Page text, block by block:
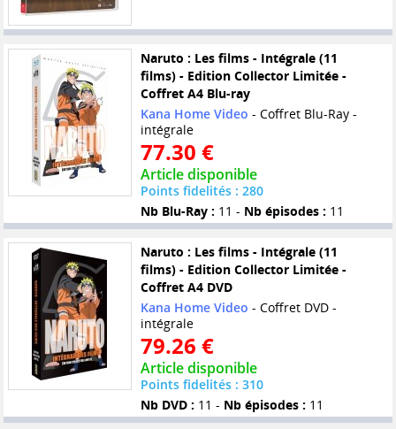
Naruto : Les films - Intégrale (11
films) - Edition Collector Limitée -
Coffret A4 Blu-ray
Kana Home Video - Coffret Blu-Ray -
intégrale
77.30 €
Article disponible
Points fidelités : 280
Nb Blu-Ray : 11 - Nb épisodes : 11
Naruto : Les films - Intégrale (11
films) - Edition Collector Limitée -
Coffret A4 DVD
Kana Home Video - Coffret DVD -
intégrale
79.26 €
Article disponible
Points fidelités : 310
Nb DVD : 11 - Nb épisodes : 11